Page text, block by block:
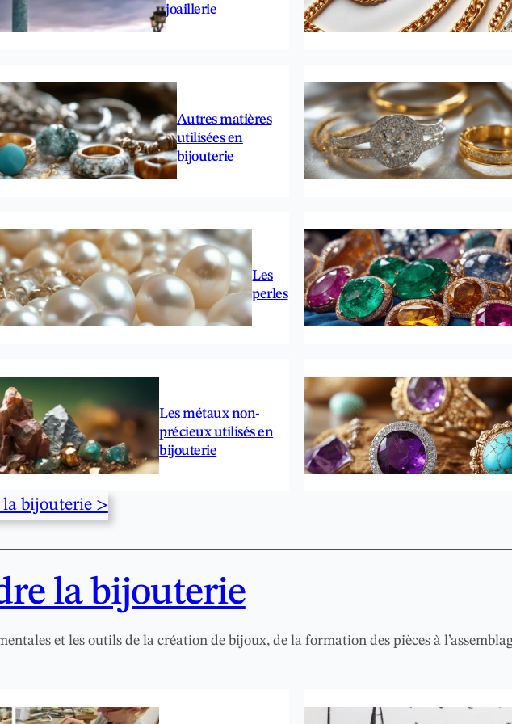
joaillerie
Autres matières
utilisées en
bijouterie
Les
perles
Les métaux non-
précieux utilisés en
bijouterie
la bijouterie >
la bijouterie
et les outils de la création de bijoux, de la formation des pièces à